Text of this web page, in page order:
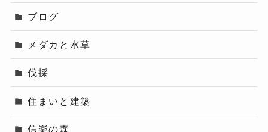
ブログ
メダカと水草
伐採
住まいと建築
信楽の森